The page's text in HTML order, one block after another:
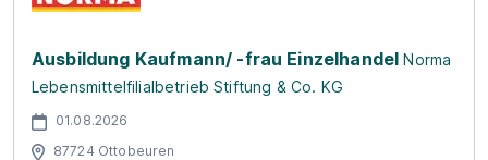
Ausbildung Kaufmann/ -frau Einzelhandel Norma
Lebensmittelfilialbetrieb Stiftung & Co. KG
01.08.2026
87724 Ottobeuren